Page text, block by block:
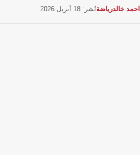
احمد خالدرياضةنُشر: 18 أبريل 2026